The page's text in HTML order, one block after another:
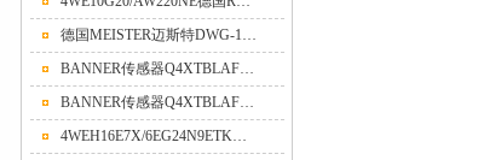
德国MEISTER迈斯特DWG-18 G1/2流量开关现货
BANNER传感器Q4XTBLAF300-Q8资料说明
BANNER传感器Q4XTBLAF300-Q8型号说明
4WEH16E7X/6EG24N9ETK德国力士乐三通电磁阀保证